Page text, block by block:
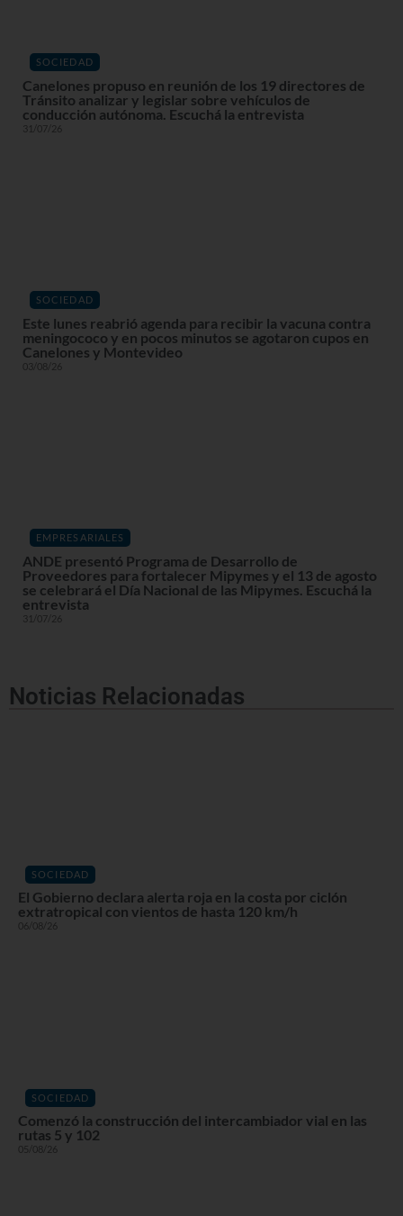
SOCIEDAD
Canelones propuso en reunión de los 19 directores de
Tránsito analizar y legislar sobre vehículos de
conducción autónoma. Escuchá la entrevista
31/07/26
SOCIEDAD
Este lunes reabrió agenda para recibir la vacuna contra
meningococo y en pocos minutos se agotaron cupos en
Canelones y Montevideo
03/08/26
EMPRESARIALES
ANDE presentó Programa de Desarrollo de
Proveedores para fortalecer Mipymes y el 13 de agosto
se celebrará el Día Nacional de las Mipymes. Escuchá la
entrevista
31/07/26
Noticias Relacionadas
SOCIEDAD
El Gobierno declara alerta roja en la costa por ciclón
extratropical con vientos de hasta 120 km/h
06/08/26
SOCIEDAD
Comenzó la construcción del intercambiador vial en las
rutas 5 y 102
05/08/26